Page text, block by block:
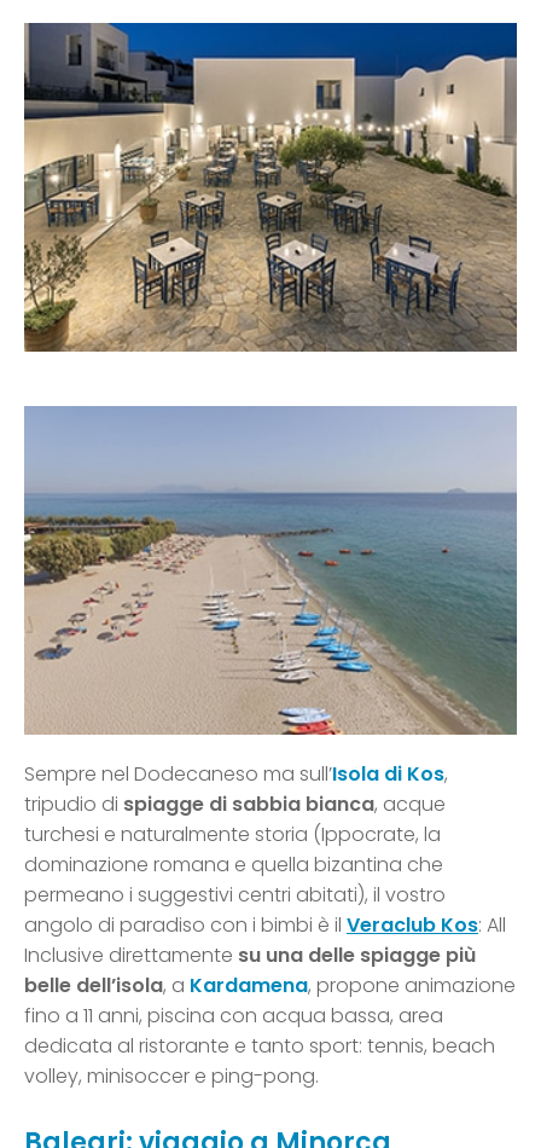
Sempre nel Dodecaneso ma sull’Isola di Kos,
tripudio di spiagge di sabbia bianca, acque
turchesi e naturalmente storia (Ippocrate, la
dominazione romana e quella bizantina che
permeano i suggestivi centri abitati), il vostro
angolo di paradiso con i bimbi è il Veraclub Kos: All
Inclusive direttamente su una delle spiagge più
belle dell’isola, a Kardamena, propone animazione
fino a 11 anni, piscina con acqua bassa, area
dedicata al ristorante e tanto sport: tennis, beach
volley, minisoccer e ping-pong.